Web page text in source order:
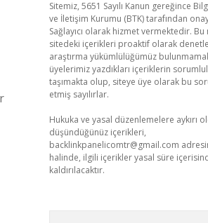
Sitemiz, 5651 Sayılı Kanun gereğince
ve İletişim Kurumu (BTK) tarafından
Sağlayıcı olarak hizmet vermektedir. Bu
sitedeki içerikleri proaktif olarak
araştırma yükümlülüğümüz
üyelerimiz yazdıkları içeriklerin
taşımakta olup, siteye üye olarak bu
etmiş sayılırlar.
Hukuka ve yasal düzenlemelere aykırı
düşündüğünüz içerikleri,
backlinkpanelicomtr@gmail.com
halinde, ilgili içerikler yasal süre
kaldırılacaktır.